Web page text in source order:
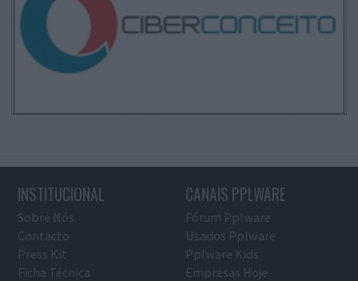
INSTITUCIONAL
Sobre Nós
Contacto
Press Kit
Ficha Técnica
CANAIS PPLWARE
Fórum Pplware
Usados Pplware
Pplware Kids
Empresas Hoje